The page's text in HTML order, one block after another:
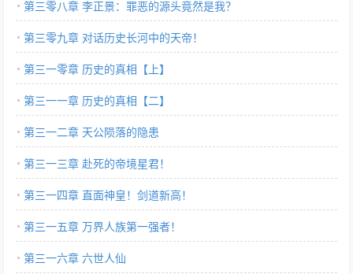
第三零八章 李正景：罪恶的源头竟然是我？
第三零九章 对话历史长河中的天帝！
第三一零章 历史的真相【上】
第三一一章 历史的真相【二】
第三一二章 天公陨落的隐患
第三一三章 赴死的帝境星君！
第三一四章 直面神皇！剑道新高！
第三一五章 万界人族第一强者！
第三一六章 六世人仙